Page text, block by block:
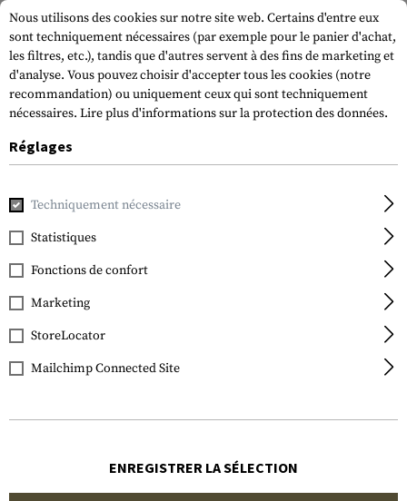
JTG
Bloodtype Rubber
Patch 0 Neg
Nous utilisons des cookies sur notre site web. Certains d'entre eux
sont techniquement nécessaires (par exemple pour le panier d'achat,
les filtres, etc.), tandis que d'autres servent à des fins de marketing et
d'analyse. Vous pouvez choisir d'accepter tous les cookies (notre
recommandation) ou uniquement ceux qui sont techniquement
nécessaires. Lire plus d'informations sur la protection des données.
Réglages
Techniquement nécessaire
Statistiques
Fonctions de confort
Marketing
StoreLocator
Mailchimp Connected Site
ENREGISTRER LA SÉLECTION